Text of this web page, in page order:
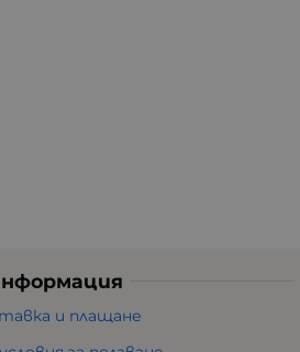
и плащане